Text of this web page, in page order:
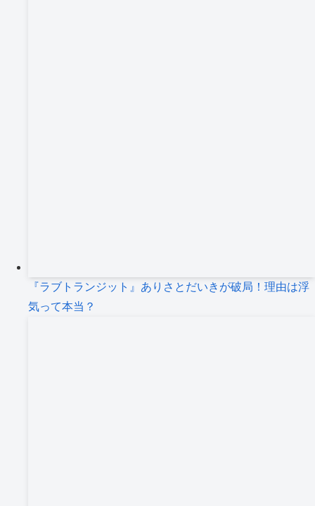
『ラブトランジット』ありさとだいきが破局！理由は浮
気って本当？